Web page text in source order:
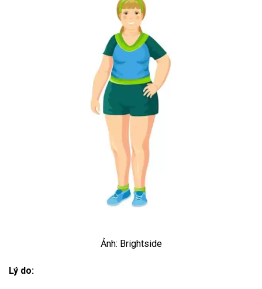
Ảnh: Brightside
Lý do: